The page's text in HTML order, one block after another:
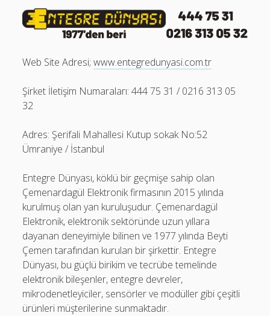
Liste
Web Site Adresi;www.entegredunyasi.com.tr
Şirket İletişim Numaraları: 444 75 31 / 0216 313 05
32
Adres: Şerifali Mahallesi Kutup sokak No:52
Ümraniye / İstanbul
Entegre Dünyası, köklü bir geçmişe sahip olan
Çemenardagül Elektronik firmasının 2015 yılında
kurulmuş olan yan kuruluşudur. Çemenardagül
Elektronik, elektronik sektöründe uzun yıllara
dayanan deneyimiyle bilinen ve 1977 yılında Beyti
Çemen tarafından kurulan bir şirkettir. Entegre
Dünyası, bu güçlü birikim ve tecrübe temelinde
elektronik bileşenler, entegre devreler,
mikrodenetleyiciler, sensörler ve modüller gibi çeşitli
ürünleri müşterilerine sunmaktadır.